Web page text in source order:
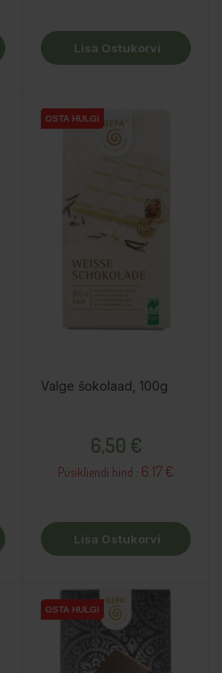
Lisa Ostukorvi
OSTA HULGI
OSTA HULGI
OSTA HULGI
Valge šokolaad, 100g
6,50 €
Püsikliendi hind : 6.17 €
Lisa Ostukorvi
OSTA HULGI
OSTA HULGI
OSTA HULGI